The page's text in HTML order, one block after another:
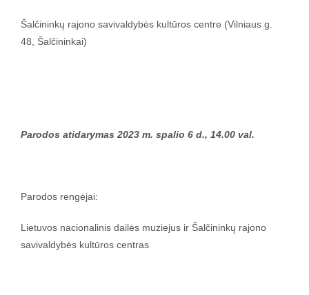
Šalčininkų rajono savivaldybės kultūros centre (Vilniaus g.
48, Šalčininkai)
Parodos atidarymas 2023 m. spalio 6 d., 14.00 val.
Parodos rengėjai:
Lietuvos nacionalinis dailės muziejus ir Šalčininkų rajono
savivaldybės kultūros centras